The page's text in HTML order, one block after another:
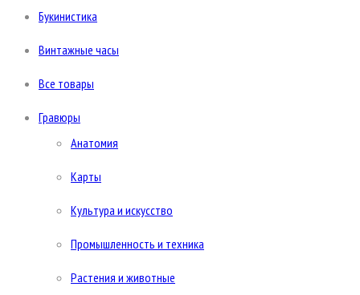
Букинистика
Винтажные часы
Все товары
Гравюры
Анатомия
Карты
Культура и искусство
Промышленность и техника
Растения и животные